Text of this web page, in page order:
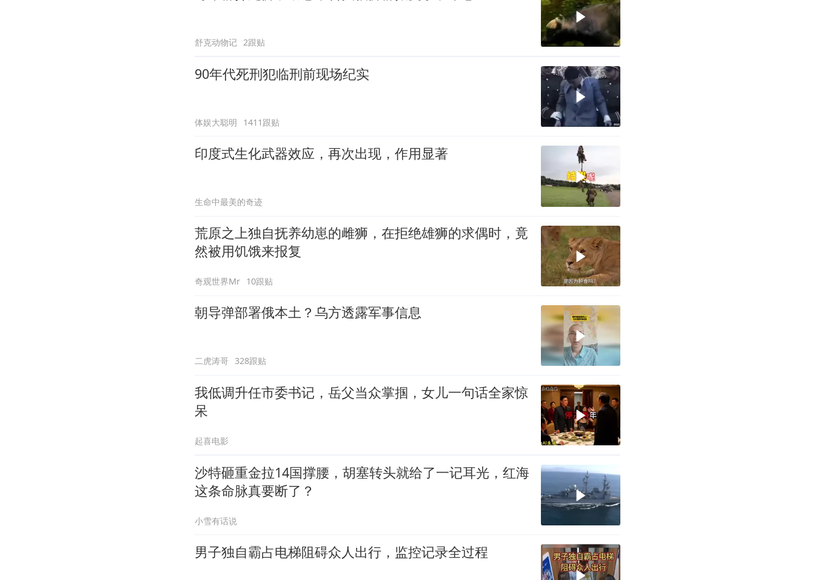
舒克动物记 2跟贴
90年代死刑犯临刑前现场纪实
体娱大聪明 1411跟贴
印度式生化武器效应，再次出现，作用显著
生命中最美的奇迹
荒原之上独自抚养幼崽的雌狮，在拒绝雄狮的求偶时，竟
然被用饥饿来报复
奇观世界Mr 10跟贴
朝导弹部署俄本土？乌方透露军事信息
二虎涛哥 328跟贴
我低调升任市委书记，岳父当众掌掴，女儿一句话全家惊
呆
起喜电影
沙特砸重金拉14国撑腰，胡塞转头就给了一记耳光，红海
这条命脉真要断了？
小雪有话说
男子独自霸占电梯阻碍众人出行，监控记录全过程